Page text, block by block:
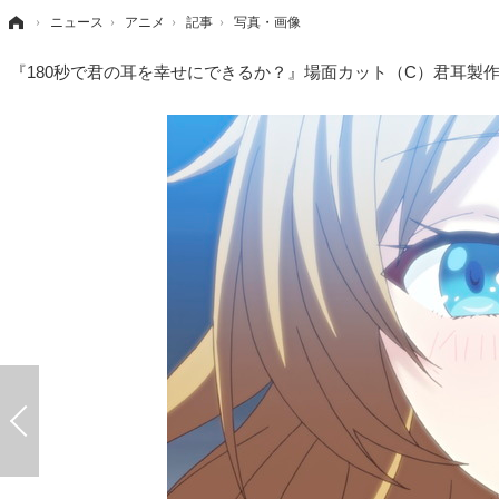
› ニュース › アニメ › 記事 › 写真・画像
『180秒で君の耳を幸せにできるか？』場面カット（C）君耳製